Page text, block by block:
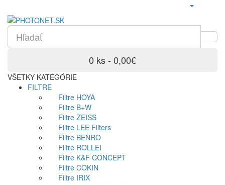
0 ks - 0,00€
VŠETKY KATEGÓRIE
FILTRE
Filtre HOYA
Filtre B+W
Filtre ZEISS
Filtre LEE Filters
Filtre BENRO
Filtre ROLLEI
Filtre K&F CONCEPT
Filtre COKIN
Filtre IRIX